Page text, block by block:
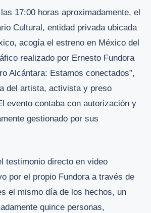
17:00 horas aproximadamente, el
Cultural, entidad privada ubicada
acogía el estreno en México del
realizado por Ernesto Fundora
Alcántara: Estamos conectados”,
del artista, activista y preso
evento contaba con autorización y
gestionado por sus
testimonio directo en video
por el propio Fundora a través de
el mismo día de los hechos, un
quince personas,